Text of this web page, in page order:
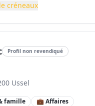
créneaux
Profil non revendiqué
Ussel
famille
💼 Affaires